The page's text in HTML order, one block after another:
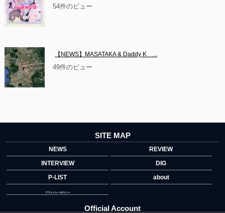
54件のビュー
【NEWS】MASATAKA & Daddy K　...
49件のビュー
SITE MAP
NEWS
REVIEW
INTERVIEW
DIG
P-LIST
about
プライバシーポリシー
Official Account